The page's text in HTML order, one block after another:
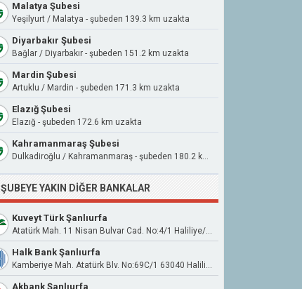
Malatya Şubesi
Yeşilyurt / Malatya - şubeden 139.3 km uzakta
Diyarbakır Şubesi
Bağlar / Diyarbakır - şubeden 151.2 km uzakta
Mardin Şubesi
Artuklu / Mardin - şubeden 171.3 km uzakta
Elazığ Şubesi
Elazığ - şubeden 172.6 km uzakta
Kahramanmaraş Şubesi
Dulkadiroğlu / Kahramanmaraş - şubeden 180.2 km uzakta
ŞUBEYE YAKIN DIĞER BANKALAR
Kuveyt Türk Şanlıurfa
Atatürk Mah. 11 Nisan Bulvar Cad. No:4/1 Haliliye/Şanlıurfa
Halk Bank Şanlıurfa
Kamberiye Mah. Atatürk Blv. No:69C/1 63040 Haliliye
Akbank Şanlıurfa